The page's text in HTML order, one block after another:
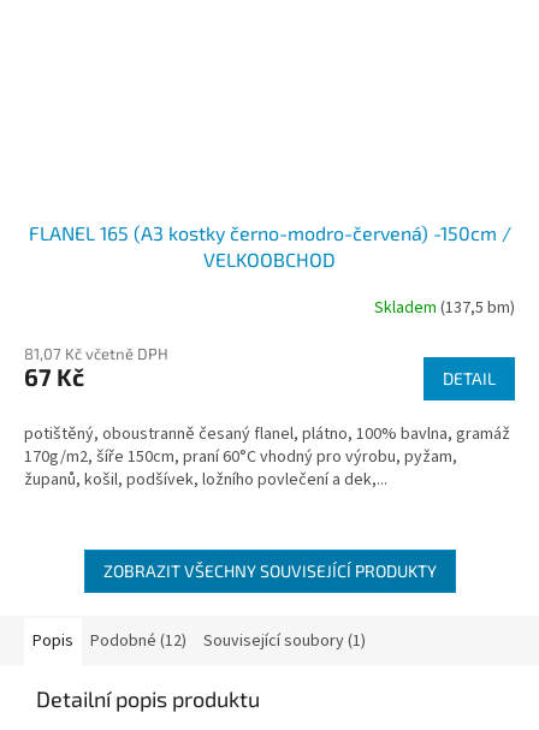
FLANEL 165 (A3 kostky černo-modro-červená) -150cm /
VELKOOBCHOD
Skladem (137,5 bm)
81,07 Kč včetně DPH
67 Kč DETAIL
potištěný, oboustranně česaný flanel, plátno, 100% bavlna, gramáž
170g/m2, šíře 150cm, praní 60°C vhodný pro výrobu, pyžam,
županů, košil, podšívek, ložního povlečení a dek,...
ZOBRAZIT VŠECHNY SOUVISEJÍCÍ PRODUKTY
Popis Podobné (12) Související soubory (1)
Detailní popis produktu